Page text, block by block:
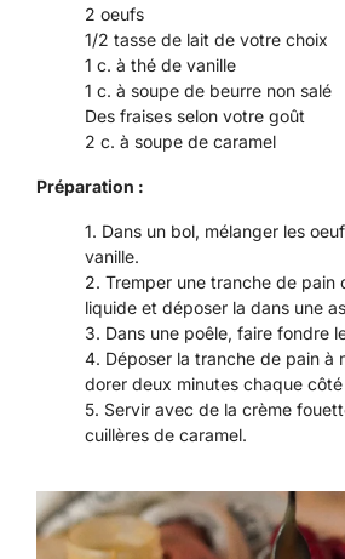
2 oeufs
1/2 tasse de lait de votre choix
1 c. à thé de vanille
1 c. à soupe de beurre non salé
Des fraises selon votre goût
2 c. à soupe de caramel
Préparation :
Dans un bol, mélanger les
vanille.
Tremper une tranche de pain
liquide et déposer la dans une
Dans une poêle, faire fondre
Déposer la tranche de pain à
dorer deux minutes chaque côté
Servir avec de la crème
cuillères de caramel.